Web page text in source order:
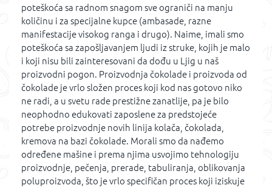
poteškoća sa radnom snagom sve ograniči na manju
količinu i za specijalne kupce (ambasade, razne
manifestacije visokog ranga i drugo). Naime, imali smo
poteškoća sa zapošljavanjem ljudi iz struke, kojih je malo
i koji nisu bili zainteresovani da dođu u Ljig u naš
proizvodni pogon. Proizvodnja čokolade i proizvoda od
čokolade je vrlo složen proces koji kod nas gotovo niko
ne radi, a u svetu rade prestižne zanatlije, pa je bilo
neophodno edukovati zaposlene za predstojeće
potrebe proizvodnje novih linija kolača, čokolada,
kremova na bazi čokolade. Morali smo da nađemo
određene mašine i prema njima usvojimo tehnologiju
proizvodnje, pečenja, prerade, tabuliranja, oblikovanja
poluproizvoda, što je vrlo specifičan proces koji iziskuje